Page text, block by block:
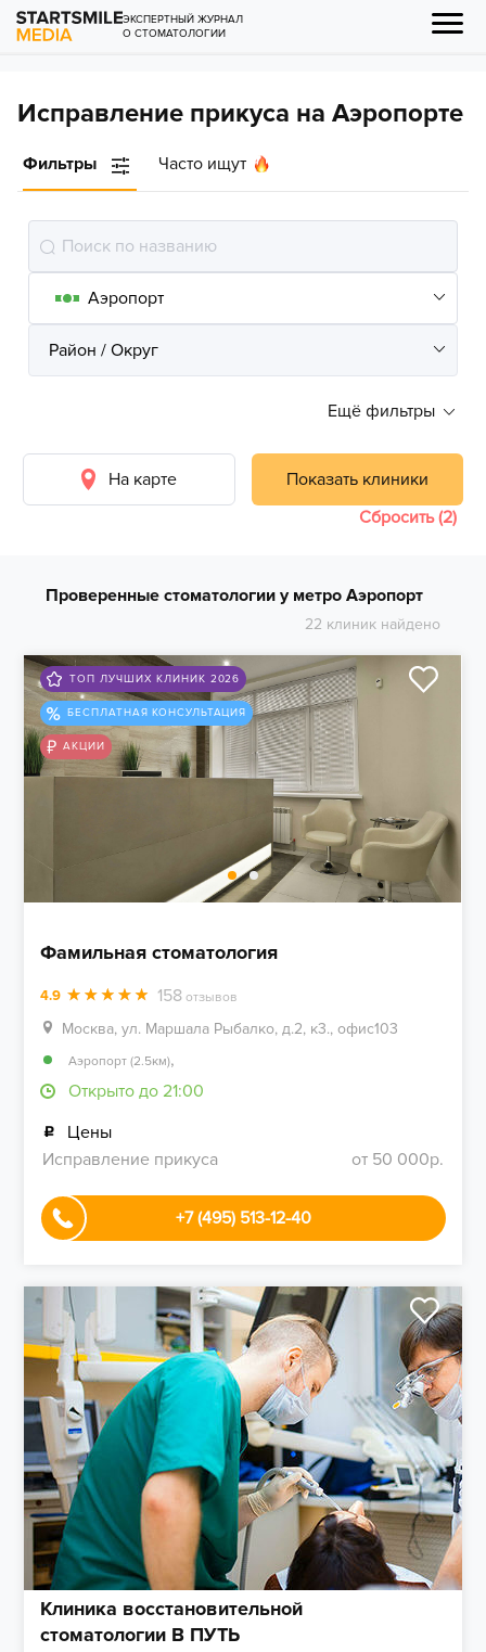
ЭКСПЕРТНЫЙ ЖУРНАЛ
О СТОМАТОЛОГИИ
Исправление прикуса на Аэропорте
Фильтры Часто ищут
Ещё фильтры
На карте
Показать клиники
Сбросить (2)
Проверенные стоматологии у метро Аэропорт
22 клиник найдено
ТОП ЛУЧШИХ КЛИНИК 2026
БЕСПЛАТНАЯ КОНСУЛЬТАЦИЯ
АКЦИИ
Фамильная стоматология
4.9 158 отзывов
Москва, ул. Маршала Рыбалко, д.2, к3., офис103
Аэропорт (2.5км),
Открыто до 21:00
Цены
Исправление прикуса
от 50 000р.
+7 (495) 513-12-40
Клиника восстановительной
стоматологии В ПУТЬ